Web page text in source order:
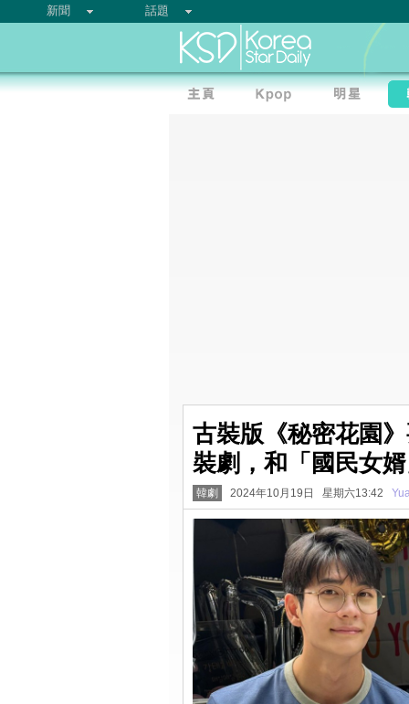
新聞 話題
古裝版《秘密花園
裝劇，和「國民女
韓劇 2024年10月19日 星期六13:42